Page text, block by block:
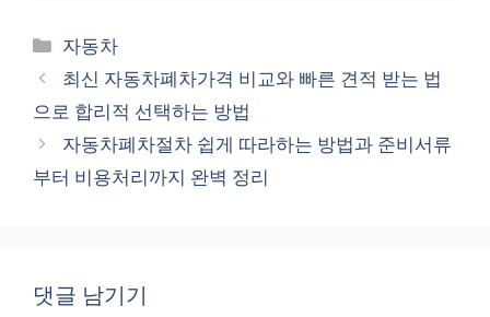
카
테
리
자동차
최신 자동차폐차가격 비교와 빠른 견적 받는 법
으로 합리적 선택하는 방법
자동차폐차절차 쉽게 따라하는 방법과 준비서류
부터 비용처리까지 완벽 정리
댓글 남기기